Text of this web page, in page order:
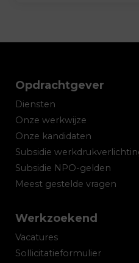
Opdrachtgever
Diensten
Onze werkwijze
Onze kandidaten
Subsidie
Subsidie NPO-gelden
Meest gestelde vragen
Werkzoekend
Vacatures
Sollicitatieformulier